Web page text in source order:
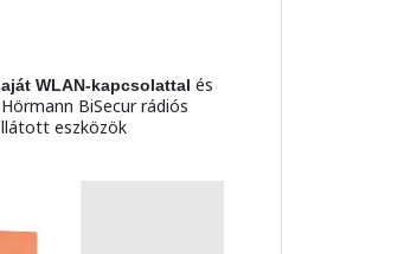
WLAN-kapcsolattal és
BiSecur rádiós
eszközök